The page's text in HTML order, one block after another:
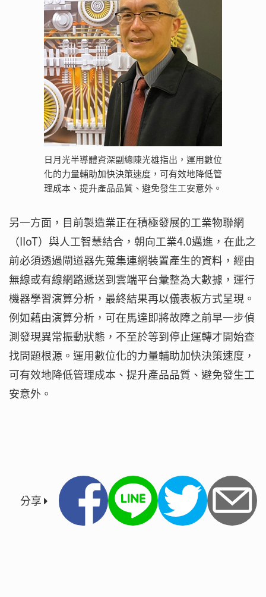
日月光半導體資深副總陳光雄指出，運用數位
化的力量輔助加快決策速度，可有效地降低管
理成本、提升產品品質、避免發生工安意外。
另一方面，目前製造業正在積極發展的工業物聯網
（IIoT）與人工智慧結合，朝向工業4.0邁進，在此之
前必須透過閘道器先蒐集連網裝置產生的資料，經由
無線或有線網路遞送到雲端平台彙整為大數據，運行
機器學習演算分析，最終結果再以儀表板方式呈現。
例如藉由演算分析，可在馬達即將故障之前早一步偵
測發現異常振動狀態，不至於等到停止運轉才開始查
找問題根源。運用數位化的力量輔助加快決策速度，
可有效地降低管理成本、提升產品品質、避免發生工
安意外。
分享